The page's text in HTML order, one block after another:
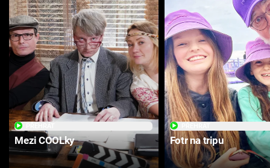
Mezi COOLky Fotr na tripu